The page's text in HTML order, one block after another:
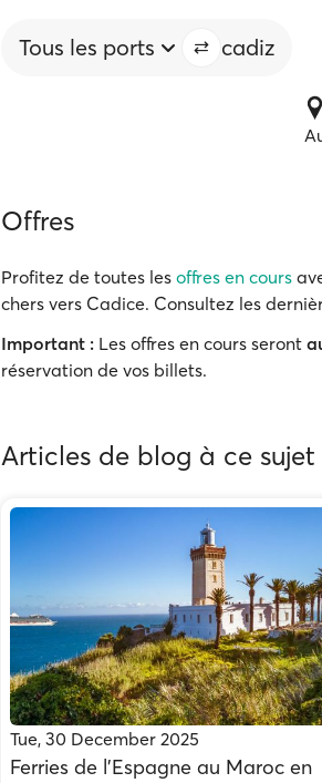
Tous les ports cadiz
Offres
Profitez de toutes les offres en cours
chers vers Cadice. Consultez les
Important : Les offres en cours seront
réservation de vos billets.
Articles de blog à ce sujet
Tue, 30 December 2025
Ferries de l'Espagne au Maroc en